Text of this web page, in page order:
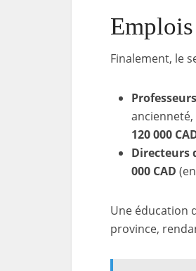
Finalement, le
120 000
Directeurs
000 CAD
Une éducation
province,